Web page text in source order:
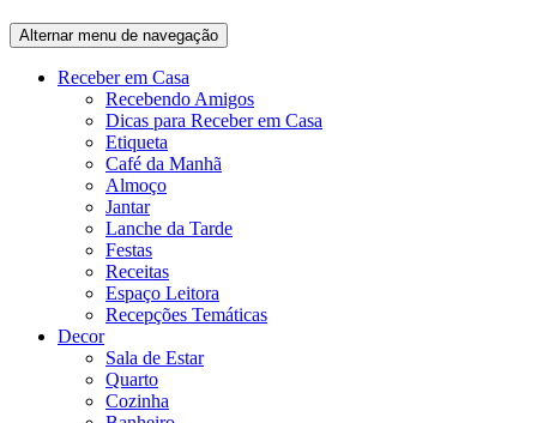
Alternar menu de navegação
Receber em Casa
Recebendo Amigos
Dicas para Receber em Casa
Etiqueta
Café da Manhã
Almoço
Jantar
Lanche da Tarde
Festas
Receitas
Espaço Leitora
Recepções Temáticas
Decor
Sala de Estar
Quarto
Cozinha